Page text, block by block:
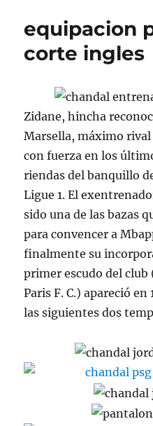
equipacion
corte ingles
Zidane, hincha
Marsella, máximo rival
con fuerza en los
riendas del banquillo
Ligue 1. El
sido una de las bazas
para convencer a
finalmente su
primer escudo del
Paris F. C.) apareció
las siguientes dos